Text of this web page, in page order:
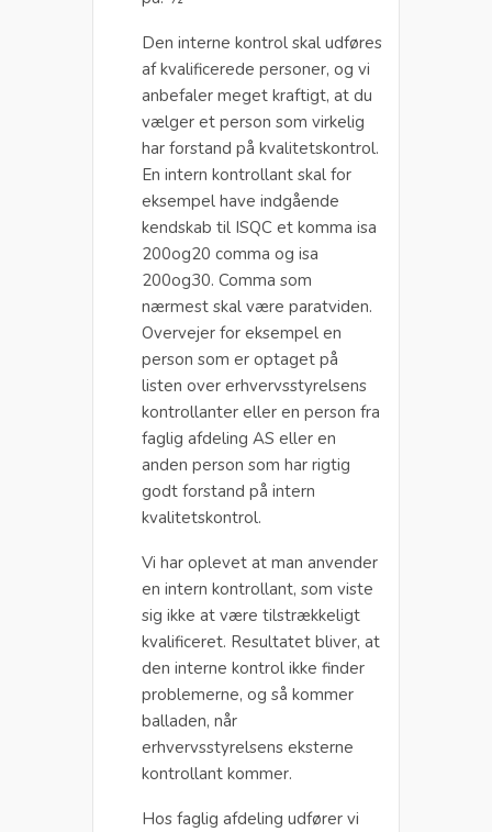
Den interne kontrol skal udføres
af kvalificerede personer, og vi
anbefaler meget kraftigt, at du
vælger et person som virkelig
har forstand på kvalitetskontrol.
En intern kontrollant skal for
eksempel have indgående
kendskab til ISQC et komma isa
200og20 comma og isa
200og30. Comma som
nærmest skal være paratviden.
Overvejer for eksempel en
person som er optaget på
listen over erhvervsstyrelsens
kontrollanter eller en person fra
faglig afdeling AS eller en
anden person som har rigtig
godt forstand på intern
kvalitetskontrol.
Vi har oplevet at man anvender
en intern kontrollant, som viste
sig ikke at være tilstrækkeligt
kvalificeret. Resultatet bliver, at
den interne kontrol ikke finder
problemerne, og så kommer
balladen, når
erhvervsstyrelsens eksterne
kontrollant kommer.
Hos faglig afdeling udfører vi